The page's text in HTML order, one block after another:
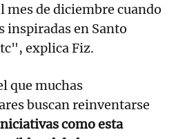
mes de diciembre cuando
inspiradas en Santo
explica Fiz.
que muchas
buscan reinventarse
como esta